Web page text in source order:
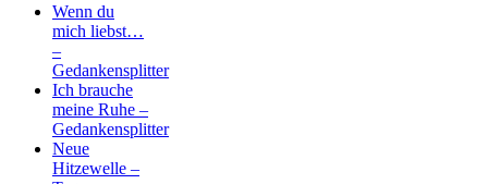
Wenn du
mich liebst…
–
Gedankensplitter
Ich brauche
meine Ruhe –
Gedankensplitter
Neue
Hitzewelle –